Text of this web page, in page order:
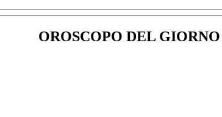
OROSCOPO DEL GIORNO